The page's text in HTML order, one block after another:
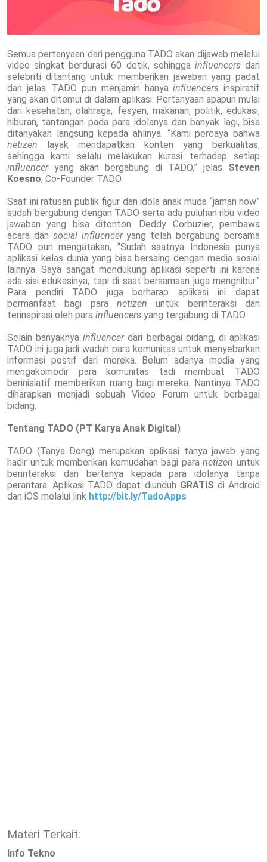
Semua pertanyaan dari pengguna TADO akan dijawab melalui
video singkat berdurasi 60 detik, sehingga influencersdan
selebriti ditantang untuk memberikan jawaban yang padat
dan jelas. TADO pun menjamin hanyainfluencers inspiratif
yang akan ditemui di dalam aplikasi. Pertanyaan apapun mulai
dari kesehatan, olahraga, fesyen, makanan, politik, edukasi,
hiburan, tantangan pada para idolanya dan banyak lagi, bisa
ditanyakan langsung kepada ahlinya. “Kami percaya bahwa
netizen layak mendapatkan konten yang berkualitas,
sehingga kami selalu melakukan kurasi terhadap setiap
influenceryang akan bergabung di TADO,” jelas Steven
Koesno, Co-Founder TADO.
Saat ini ratusan publik figur dan idola anak muda “jaman now”
sudah bergabung dengan TADO serta ada puluhan ribu video
jawaban yang bisa ditonton . Deddy Corbuzier, pembawa
acara dan social influenceryang telah bergabung bersama
TADO pun mengatakan, “Sudah saatnya Indonesia punya
aplikasi kelas dunia yang bisa bersaing dengan media sosial
lainnya. Saya sangat mendukung aplikasi seperti ini karena
ada sisi edukasinya, tapi di saat bersamaan juga menghibur.”
Para pendiri TADO juga berharap aplikasi ini dapat
bermanfaat bagi para netizen untuk berinteraksi dan
terinspirasi oleh para influencers yang tergabung di TADO.
Selain banyaknyainfluencerdari berbagai bidang, di aplikasi
TADO ini juga jadi wadah para komunitas untuk menyebarkan
informasi postif dari mereka. Belum adanya media yang
mengakomodir para komunitas tadi membuat TADO
berinisiatif memberikan ruang bagi mereka. Nantinya TADO
diharapkan menjadi sebuah Video Forum untuk berbagai
bidang.
Tentang TADO (PT Karya Anak Digital)
TADO (Tanya Dong) merupakan aplikasi tanya jawab yang
hadir untuk memberikan kemudahan bagi paranetizen untuk
berinteraksi dan bertanya kepada para idolanya tanpa
perantara. Aplikasi TADO dapat diunduh GRATIS di Android
dan iOS melalui link http://bit.ly/TadoApps
Materi Terkait:
Info Tekno